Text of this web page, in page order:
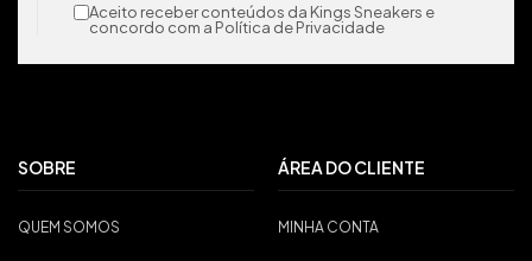
Aceito receber conteúdos da Kings Sneakers e
concordo com a Política de Privacidade
SOBRE
QUEM SOMOS
ÁREA DO CLIENTE
MINHA CONTA